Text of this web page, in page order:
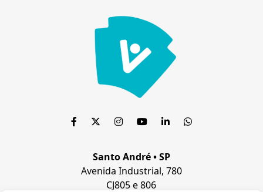
Santo André • SP
Avenida Industrial, 780
CJ805 e 806